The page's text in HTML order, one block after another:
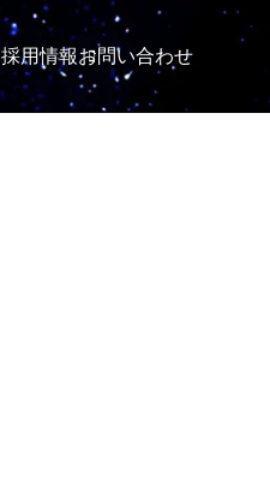
採用情報お問い合わせ